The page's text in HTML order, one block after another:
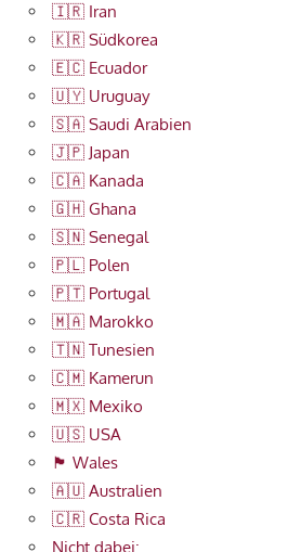
🇮🇷 Iran
🇰🇷 Südkorea
🇪🇨 Ecuador
🇺🇾 Uruguay
🇸🇦 Saudi Arabien
🇯🇵 Japan
🇨🇦 Kanada
🇬🇭 Ghana
🇸🇳 Senegal
🇵🇱 Polen
🇵🇹 Portugal
🇲🇦 Marokko
🇹🇳 Tunesien
🇨🇲 Kamerun
🇲🇽 Mexiko
🇺🇸 USA
🏴󠁧󠁢󠁷󠁬󠁳󠁿 Wales
🇦🇺 Australien
🇨🇷 Costa Rica
Nicht dabei: